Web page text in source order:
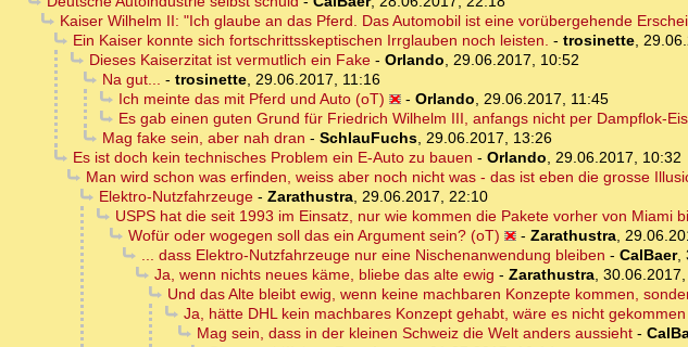
Kaiser Wilhelm II: "Ich glaube an das Pferd. Das Automobil ist eine vorübergehende
Ein Kaiser konnte sich fortschrittsskeptischen Irrglauben noch leisten. - trosinette,
Dieses Kaiserzitat ist vermutlich ein Fake- Orlando, 29.06.2017, 10:52
Na gut... - trosinette, 29.06.2017, 11:16
Ich meinte das mit Pferd und Auto (oT)
- Orlando, 29.06.2017, 11:45
Es gab einen guten Grund für Friedrich Wilhelm III, anfangs nicht per Dampflok-
Mag fake sein, aber nah dran - SchlauFuchs, 29.06.2017, 13:26
Es ist doch kein technisches Problem ein E-Auto zu bauen - Orlando, 29.06.2017, 10:32
Man wird schon was erfinden, weiss aber noch nicht was - das ist eben die grosse
Elektro-Nutzfahrzeuge- Zarathustra, 29.06.2017, 22:10
USPS hat die seit 1993 im Einsatz, nur wie kommen die Pakete vorher von Miami
Wofür oder wogegen soll das ein Argument sein? (oT)
- Zarathustra,
... dass Elektro-Nutzfahrzeuge nur eine Nischenanwendung bleiben - CalBaer,
Ja, wenn nichts neues käme, bliebe das alte ewig - Zarathustra,
Und das Alte bleibt ewig, wenn keine machbaren Konzepte kommen,
Ja, hätte DHL kein machbares Konzept gehabt, wäre es nicht gekommen
Mag sein, dass in der kleinen Schweiz die Welt anders aussieht-